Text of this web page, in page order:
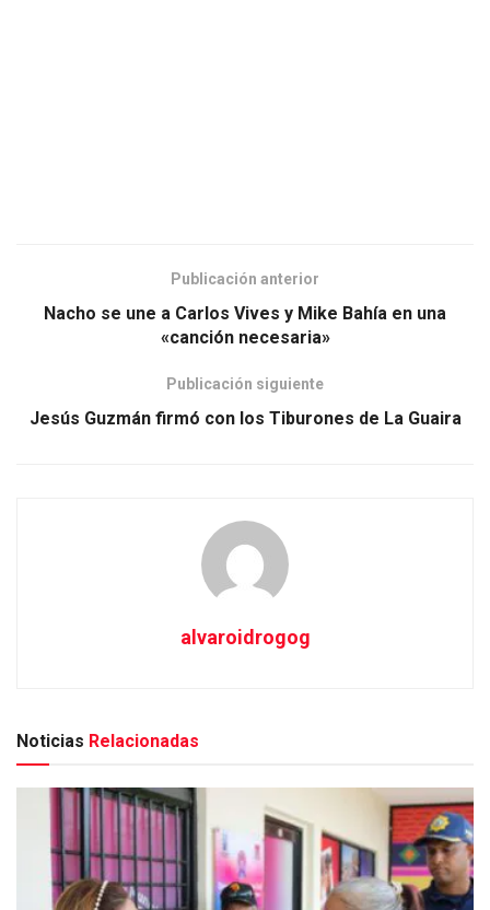
Publicación anterior
Nacho se une a Carlos Vives y Mike Bahía en una
«canción necesaria»
Publicación siguiente
Jesús Guzmán firmó con los Tiburones de La Guaira
alvaroidrogog
Noticias Relacionadas